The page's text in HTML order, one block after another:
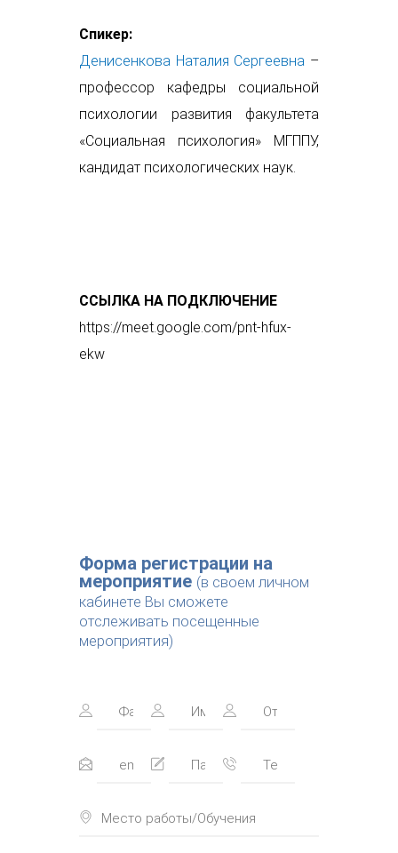
Спикер:
Денисенкова Наталия Сергеевна –
профессор кафедры социальной
психологии развития факультета
«Социальная психология» МГППУ,
кандидат психологических наук.
ССЫЛКА НА ПОДКЛЮЧЕНИЕ
https://meet.google.com/pnt-hfux-
ekw
Форма регистрации на
мероприятие (в своем личном
кабинете Вы сможете
отслеживать посещенные
мероприятия)